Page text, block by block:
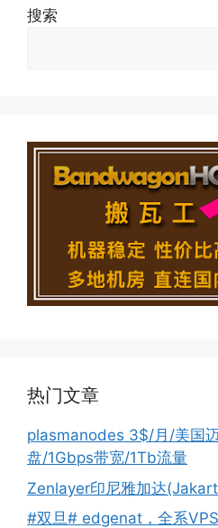
搜索
热门文章
plasmanodes 3$/月/美国
盘/1Gbps带宽/1Tb流量
Zenlayer印尼雅加达
#双旦# edgenat，全系